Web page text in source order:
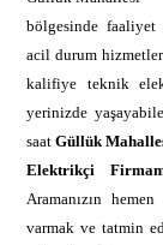
bölgesinde faaliyet
acil durum
kalifiye teknik
yerinizde
saatGüllük
Elektrikçi
Aramanızın
varmak ve tatmin